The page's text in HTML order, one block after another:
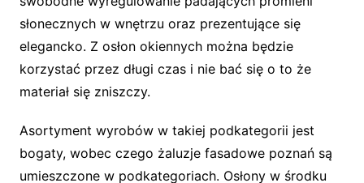
słonecznych w wnętrzu oraz prezentujące się
elegancko. Z osłon okiennych można będzie
korzystać przez długi czas i nie bać się o to że
materiał się zniszczy.
Asortyment wyrobów w takiej podkategorii jest
bogaty, wobec czego żaluzje fasadowe poznań są
umieszczone w podkategoriach. Osłony w środku